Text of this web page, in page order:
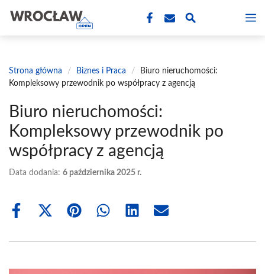
treści
Strona główna / Biznes i Praca /
Biuro nieruchomości:
Kompleksowy przewodnik po współpracy z agencją
Biuro nieruchomości:
Kompleksowy przewodnik po
współpracy z agencją
Data dodania: 6 października 2025 r.
Share
Share
(Twitter)
Share Share Share Share